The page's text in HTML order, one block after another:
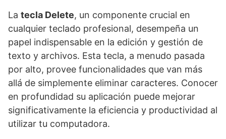
La tecla Delete, un componente crucial en
cualquier teclado profesional, desempeña un
papel indispensable en la edición y gestión de
texto y archivos. Esta tecla, a menudo pasada
por alto, provee funcionalidades que van más
allá de simplemente eliminar caracteres. Conocer
en profundidad su aplicación puede mejorar
significativamente la eficiencia y productividad al
utilizar tu computadora.